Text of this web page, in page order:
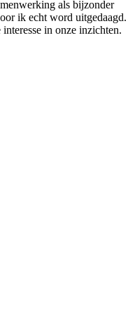
als bijzonder
ik echt word uitgedaagd.
in onze inzichten.